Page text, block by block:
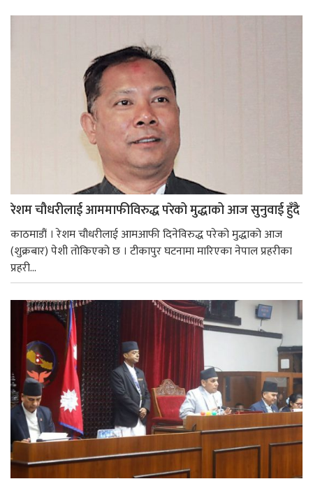
रेशम चौधरीलाई आममाफीविरुद्ध परेको मुद्धाको आज सुनुवाई हुँदै
काठमाडौं । रेशम चौधरीलाई आमआफी दिनेविरुद्ध परेको मुद्धाको आज
(शुक्रबार) पेशी तोकिएको छ । टीकापुर घटनामा मारिएका नेपाल प्रहरीका
प्रहरी...